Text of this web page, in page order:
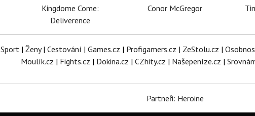
Kingdome Come:
Deliverence
Conor McGregor
Sport| Ženy| Cestování | Games.cz | Profigamers.cz | ZeStolu.cz |
Moulík.cz | Fights.cz | Dokina.cz | CZhity.cz | Našepeníze.cz |
Partneři: Heroine